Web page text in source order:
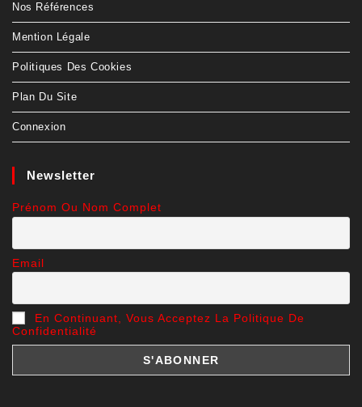
Nos Références
Mention Légale
Politiques Des Cookies
Plan Du Site
Connexion
Newsletter
Prénom Ou Nom Complet
Email
En Continuant, Vous Acceptez La Politique De
Confidentialité